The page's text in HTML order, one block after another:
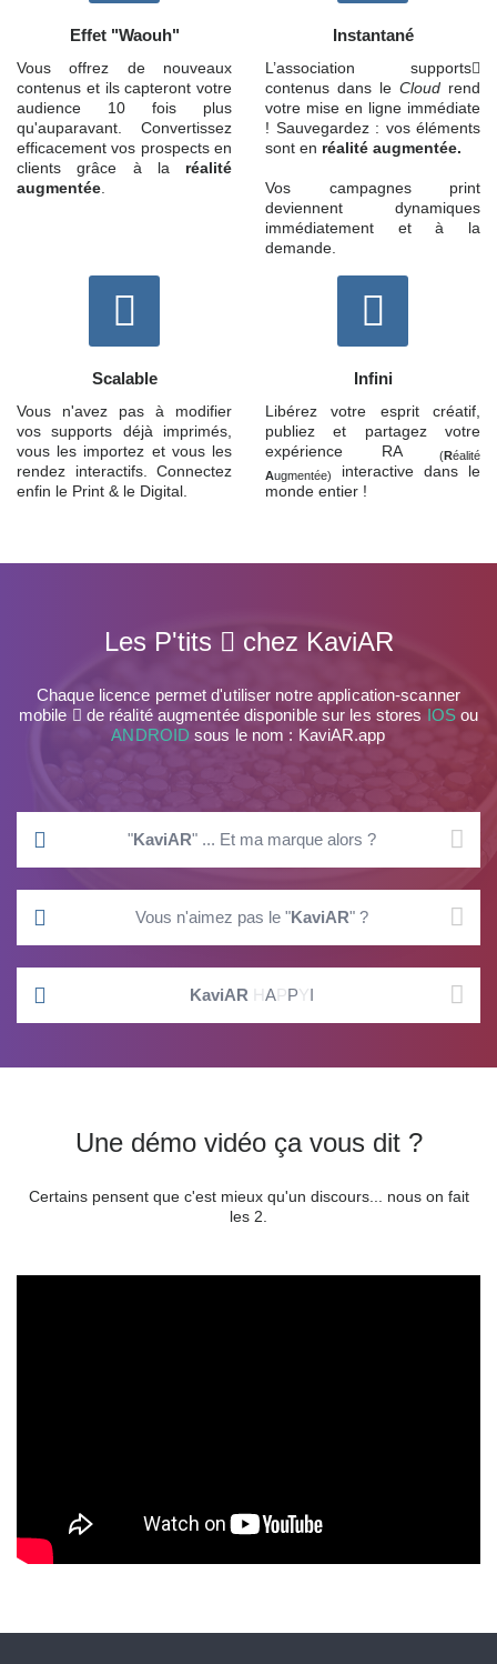
Effet "Waouh"
Vous offrez de nouveaux
contenus et ils capteront votre
audience 10 fois plus
qu'auparavant. Convertissez
efficacement vos prospects en
clients grâce à la réalité
augmentée
Instantané
L’association supports
contenus dans le Cloud rend
votre mise en ligne immédiate
! Sauvegardez : vos éléments
sont en réalité augmentée.
Vos campagnes print
deviennent dynamiques
immédiatement et à la
demande.
Scalable
Vous n'avez pas à modifier
vos supports déjà imprimés,
vous les importez et vous les
rendez interactifs. Connectez
enfin le Print & le Digital.
Infini
Libérez votre esprit créatif,
publiez et partagez votre
expérience RA
(Réalité
Augmentée)
interactive dans le
monde entier !
Les P'tits chez KaviAR
Chaque licence permet d'utiliser notre application-scanner
mobile
de réalité augmentéedisponible sur les stores IOSou
ANDROID sous le nom : KaviAR.app
"KaviAR" ... Et ma marque alors ?
Vous n'aimez pas le "KaviAR" ?
KaviAR HAPPYI
Une démo vidéo ça vous dit ?
Certains pensent que c'est mieux qu'un discours... nous on fait
les 2.